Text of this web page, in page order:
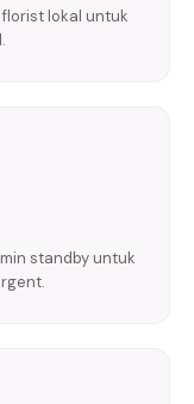
lokal untuk
standby untuk